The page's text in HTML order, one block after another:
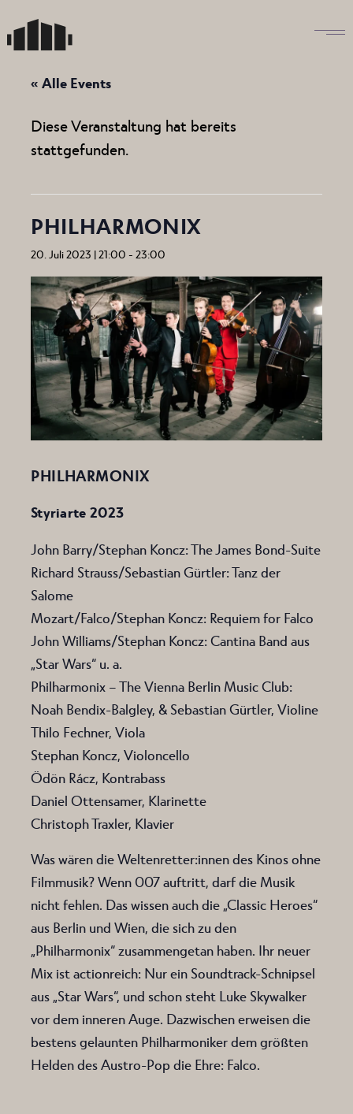
to
the
« Alle Events
Diese Veranstaltung hat bereits
stattgefunden.
PHILHARMONIX
20. Juli 2023 | 21:00 -23:00
PHILHARMONIX
Styriarte 2023
John Barry/Stephan Koncz: The James Bond-Suite
Richard Strauss/Sebastian Gürtler: Tanz der
Salome
Mozart/Falco/Stephan Koncz: Requiem for Falco
John Williams/Stephan Koncz: Cantina Band aus
„Star Wars“ u. a.
Philharmonix – The Vienna Berlin Music Club:
Noah Bendix-Balgley, & Sebastian Gürtler, Violine
Thilo Fechner, Viola
Stephan Koncz, Violoncello
Ödön Rácz, Kontrabass
Daniel Ottensamer, Klarinette
Christoph Traxler, Klavier
Was wären die Weltenretter:innen des Kinos ohne
Filmmusik? Wenn 007 auftritt, darf die Musik
nicht fehlen. Das wissen auch die „Classic Heroes“
aus Berlin und Wien, die sich zu den
„Philharmonix“ zusammengetan haben. Ihr neuer
Mix ist actionreich: Nur ein Soundtrack-Schnipsel
aus „Star Wars“, und schon steht Luke Skywalker
vor dem inneren Auge. Dazwischen erweisen die
bestens gelaunten Philharmoniker dem größten
Helden des Austro-Pop die Ehre: Falco.